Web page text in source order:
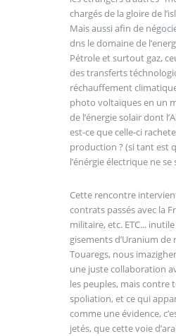
chargés de la gloire de
Mais aussi afin de
dns le domaine de
Pétrole et surtout gaz,
des transferts
réchauffement
photo voltaïques en un
de l’énergie solair dont
est-ce que celle-ci
production ? (si tant est
l’énérgie électrique ne
Cette rencontre
contrats passés avec la
militaire, etc. ETC...
gisements d’Uranium
Touaregs, nous
une juste collaboration
les peuples, mais contre
spoliation, et ce qui
comme une évidence,
jetés, que cette voie